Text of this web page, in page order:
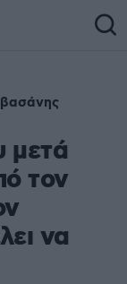
μετά
τον
να